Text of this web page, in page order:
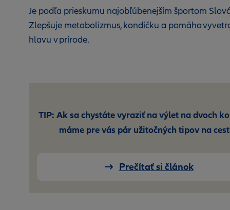
Je podľa prieskumu najobľúbenejším športom
Zlepšuje metabolizmus, kondičku a pomáha
hlavu v prírode.
TIP: Ak sa chystáte vyraziť na výlet na dvoch
máme pre vás pár užitočných tipov na
Prečítať si článok